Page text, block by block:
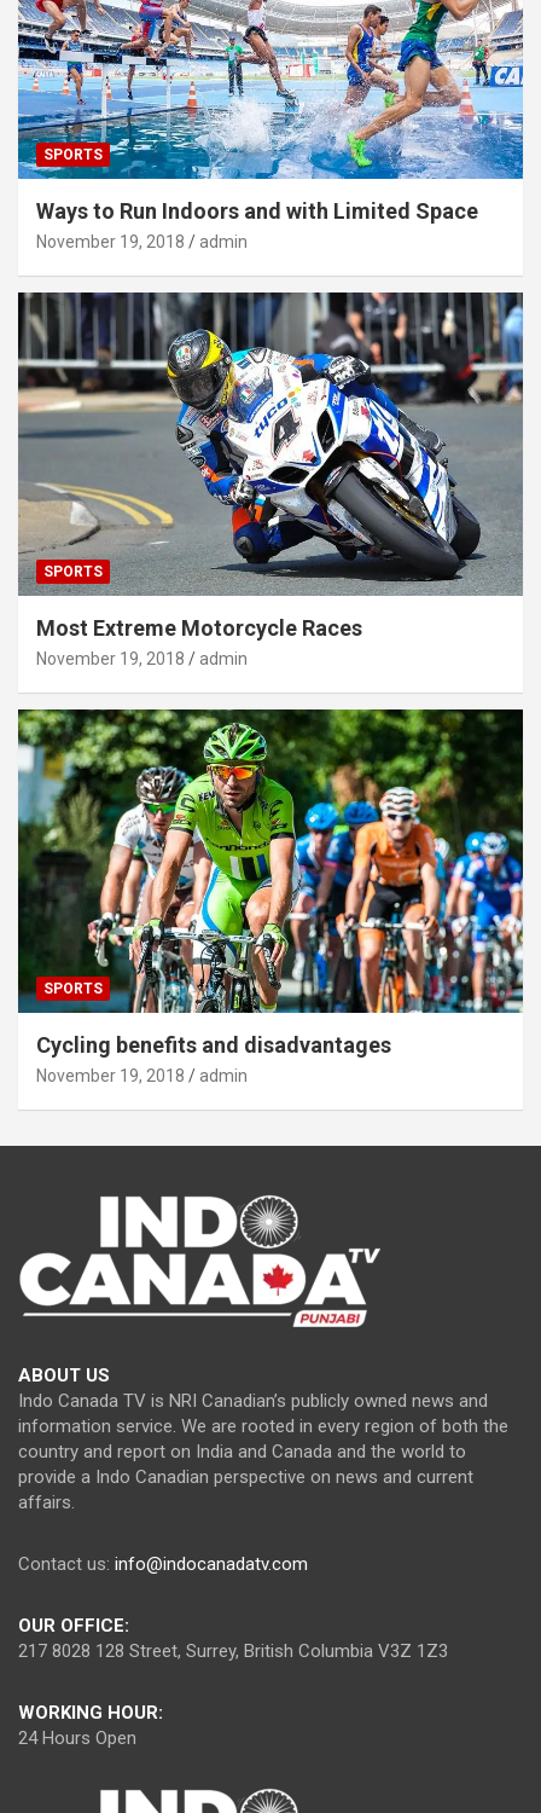
SPORTS
Ways to Run Indoors and with Limited Space
November 19, 2018 admin
SPORTS
Most Extreme Motorcycle Races
November 19, 2018 admin
SPORTS
Cycling benefits and disadvantages
November 19, 2018 admin
ABOUT US
Indo Canada TV is NRI Canadian’s publicly owned news and
information service. We are rooted in every region of both the
country and report on India and Canada and the world to
provide a Indo Canadian perspective on news and current
affairs.
Contact us: info@indocanadatv.com
OUR OFFICE:
217 8028 128 Street, Surrey, British Columbia V3Z 1Z3
WORKING HOUR:
24 Hours Open